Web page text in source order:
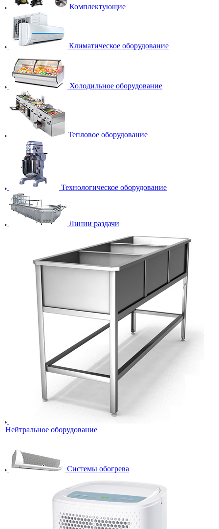
Комплектующие
Климатическое оборудование
Холодильное оборудование
Тепловое оборудование
Технологическое оборудование
Линии раздачи
Нейтральное оборудование
Системы обогрева